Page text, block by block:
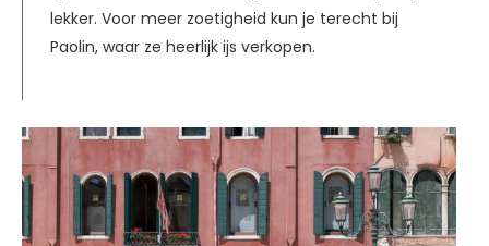
lekker. Voor meer zoetigheid kun je terecht bij
Paolin, waar ze heerlijk ijs verkopen.